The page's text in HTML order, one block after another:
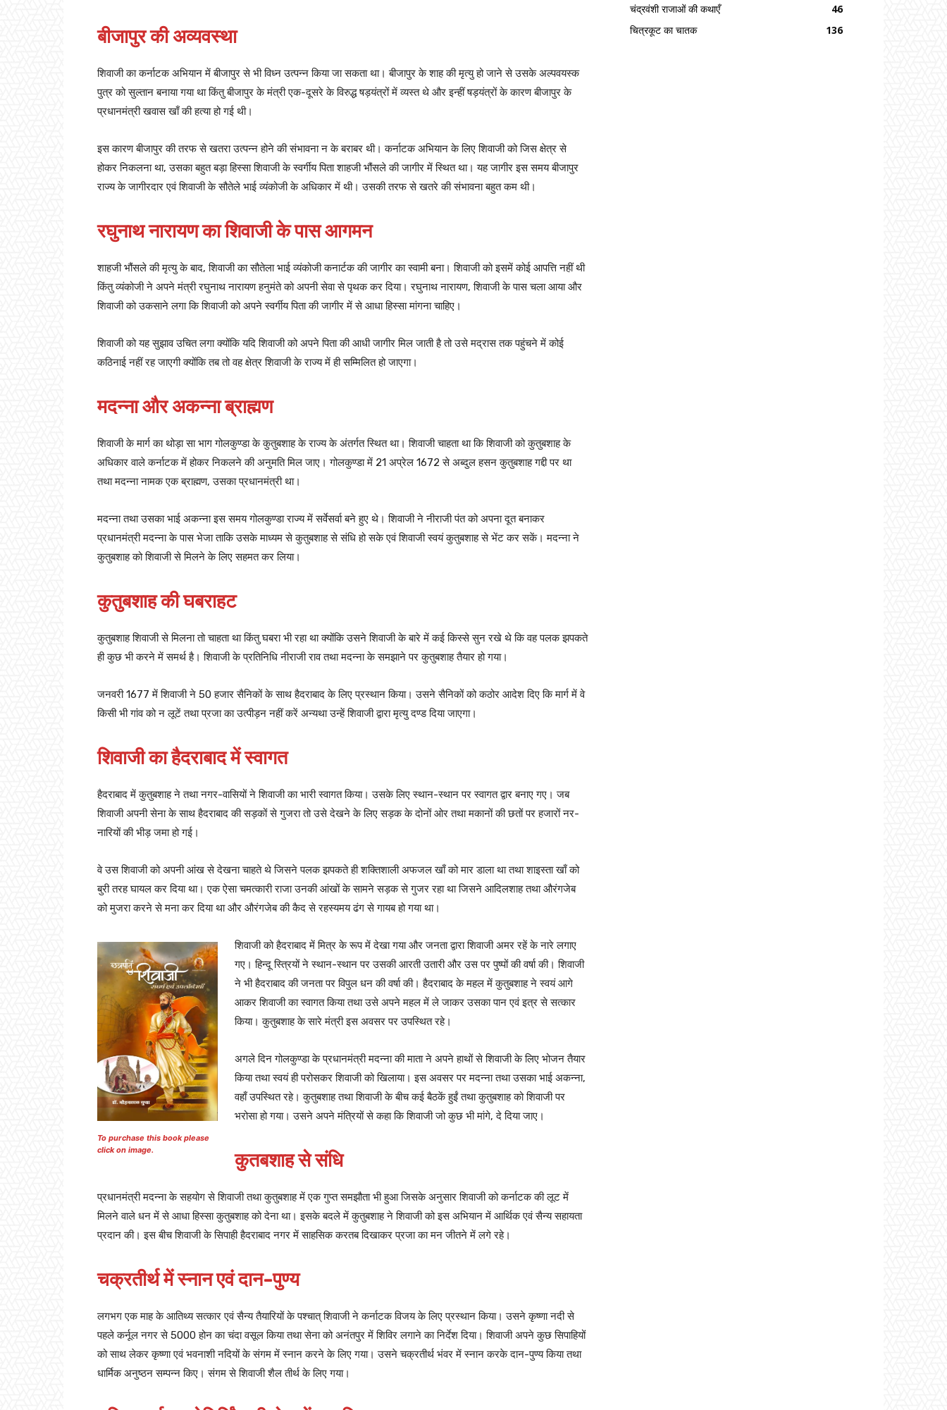
बीजापुर की अव्यवस्था
शिवाजी का कर्नाटक अभियान में बीजापुर से भी विध्न उत्पन्न किया जा सकता था। बीजापुर के शाह की मृत्यु हो जाने से उसके अल्पवयस्क
पुत्र को सुल्तान बनाया गया था किंतु बीजापुर के मंत्री एक-दूसरे के विरुद्ध षड़यंत्रों में व्यस्त थे और इन्हीं षड़यंत्रों के कारण बीजापुर के
प्रधानमंत्री खवास खाँ की हत्या हो गई थी।
इस कारण बीजापुर की तरफ से खतरा उत्पन्न होने की संभावना न के बराबर थी। कर्नाटक अभियान के लिए शिवाजी को जिस क्षेत्र से
होकर निकलना था, उसका बहुत बड़ा हिस्सा शिवाजी के स्वर्गीय पिता शाहजी भौंसले की जागीर में स्थित था। यह जागीर इस समय बीजापुर
राज्य के जागीरदार एवं शिवाजी के सौतेले भाई व्यंकोजी के अधिकार में थी। उसकी तरफ से खतरे की संभावना बहुत कम थी।
रघुनाथ नारायण का शिवाजी के पास आगमन
शाहजी भौंसले की मृत्यु के बाद, शिवाजी का सौतेला भाई व्यंकोजी कनार्टक की जागीर का स्वामी बना। शिवाजी को इसमें कोई आपत्ति नहीं थी
किंतु व्यंकोजी ने अपने मंत्री रघुनाथ नारायण हनुमंते को अपनी सेवा से पृथक कर दिया। रघुनाथ नारायण, शिवाजी के पास चला आया और
शिवाजी को उकसाने लगा कि शिवाजी को अपने स्वर्गीय पिता की जागीर में से आधा हिस्सा मांगना चाहिए।
शिवाजी को यह सुझाव उचित लगा क्योंकि यदि शिवाजी को अपने पिता की आधी जागीर मिल जाती है तो उसे मद्रास तक पहुंचने में कोई
कठिनाई नहीं रह जाएगी क्योंकि तब तो वह क्षेत्र शिवाजी के राज्य में ही सम्मिलित हो जाएगा।
मदन्ना और अकन्ना ब्राह्मण
शिवाजी के मार्ग का थोड़ा सा भाग गोलकुण्डा के कुतुबशाह के राज्य के अंतर्गत स्थित था। शिवाजी चाहता था कि शिवाजी को कुतुबशाह के
अधिकार वाले कर्नाटक में होकर निकलने की अनुमति मिल जाए। गोलकुण्डा में 21 अप्रेल 1672 से अब्दुल हसन कुतुबशाह गद्दी पर था
तथा मदन्ना नामक एक ब्राह्मण, उसका प्रधानमंत्री था।
मदन्ना तथा उसका भाई अकन्ना इस समय गोलकुण्डा राज्य में सर्वेसर्वा बने हुए थे। शिवाजी ने नीराजी पंत को अपना दूत बनाकर
प्रधानमंत्री मदन्ना के पास भेजा ताकि उसके माध्यम से कुतुबशाह से संधि हो सके एवं शिवाजी स्वयं कुतुबशाह से भेंट कर सकें। मदन्ना ने
कुतुबशाह को शिवाजी से मिलने के लिए सहमत कर लिया।
कुतुबशाह की घबराहट
कुतुबशाह शिवाजी से मिलना तो चाहता था किंतु घबरा भी रहा था क्योंकि उसने शिवाजी के बारे में कई किस्से सुन रखे थे कि वह पलक झपकते
ही कुछ भी करने में समर्थ है। शिवाजी के प्रतिनिधि नीराजी राव तथा मदन्ना के समझाने पर कुतुबशाह तैयार हो गया।
जनवरी 1677 में शिवाजी ने 50 हजार सैनिकों के साथ हैदराबाद के लिए प्रस्थान किया। उसने सैनिकों को कठोर आदेश दिए कि मार्ग में वे
किसी भी गांव को न लूटें तथा प्रजा का उत्पीड़न नहीं करें अन्यथा उन्हें शिवाजी द्वारा मृत्यु दण्ड दिया जाएगा।
शिवाजी का हैदराबाद में स्वागत
हैदराबाद में कुतुबशाह ने तथा नगर-वासियों ने शिवाजी का भारी स्वागत किया। उसके लिए स्थान-स्थान पर स्वागत द्वार बनाए गए। जब
शिवाजी अपनी सेना के साथ हैदराबाद की सड़कों से गुजरा तो उसे देखने के लिए सड़क के दोनों ओर तथा मकानों की छतों पर हजारों नर-
नारियों की भीड़ जमा हो गई।
वे उस शिवाजी को अपनी आंख से देखना चाहते थे जिसने पलक झपकते ही शक्तिशाली अफजल खाँ को मार डाला था तथा शाइस्ता खाँ को
बुरी तरह घायल कर दिया था। एक ऐसा चमत्कारी राजा उनकी आंखों के सामने सड़क से गुजर रहा था जिसने आदिलशाह तथा औरंगजेब
को मुजरा करने से मना कर दिया था और औरंगजेब की कैद से रहस्यमय ढंग से गायब हो गया था।
To purchase this book please
click on image.
शिवाजी को हैदराबाद में मित्र के रूप में देखा गया और जनता द्वारा शिवाजी अमर रहें के नारे लगाए
गए। हिन्दू स्त्रियों ने स्थान-स्थान पर उसकी आरती उतारी और उस पर पुष्पों की वर्षा की। शिवाजी
ने भी हैदराबाद की जनता पर विपुल धन की वर्षा की। हैदराबाद के महल में कुतुबशाह ने स्वयं आगे
आकर शिवाजी का स्वागत किया तथा उसे अपने महल में ले जाकर उसका पान एवं इत्र से सत्कार
किया। कुतुबशाह के सारे मंत्री इस अवसर पर उपस्थित रहे।
अगले दिन गोलकुण्डा के प्रधानमंत्री मदन्ना की माता ने अपने हाथों से शिवाजी के लिए भोजन तैयार
किया तथा स्वयं ही परोसकर शिवाजी को खिलाया। इस अवसर पर मदन्ना तथा उसका भाई अकन्ना,
वहाँ उपस्थित रहे। कुतुबशाह तथा शिवाजी के बीच कई बैठकें हुईं तथा कुतुबशाह को शिवाजी पर
भरोसा हो गया। उसने अपने मंत्रियों से कहा कि शिवाजी जो कुछ भी मांगे, दे दिया जाए।
कुतबशाह से संधि
प्रधानमंत्री मदन्ना के सहयोग से शिवाजी तथा कुतुबशाह में एक गुप्त समझौता भी हुआ जिसके अनुसार शिवाजी को कर्नाटक की लूट में
मिलने वाले धन में से आधा हिस्सा कुतुबशाह को देना था। इसके बदले में कुतुबशाह ने शिवाजी को इस अभियान में आर्थिक एवं सैन्य सहायता
प्रदान की। इस बीच शिवाजी के सिपाही हैदराबाद नगर में साहसिक करतब दिखाकर प्रजा का मन जीतने में लगे रहे।
चक्रतीर्थ में स्नान एवं दान-पुण्य
लगभग एक माह के आतिथ्य सत्कार एवं सैन्य तैयारियों के पश्चात् शिवाजी ने कर्नाटक विजय के लिए प्रस्थान किया। उसने कृष्णा नदी से
पहले कर्नूल नगर से 5000 होन का चंदा वसूल किया तथा सेना को अनंतपुर में शिविर लगाने का निर्देश दिया। शिवाजी अपने कुछ सिपाहियों
को साथ लेकर कृष्णा एवं भवनाशी नदियों के संगम में स्नान करने के लिए गया। उसने चक्रतीर्थ भंवर में स्नान करके दान-पुण्य किया तथा
धार्मिक अनुष्ठन सम्पन्न किए। संगम से शिवाजी शैल तीर्थ के लिए गया।
चंद्रवंशी राजाओं की कथाएँ
46
चित्रकूट का चातक
136